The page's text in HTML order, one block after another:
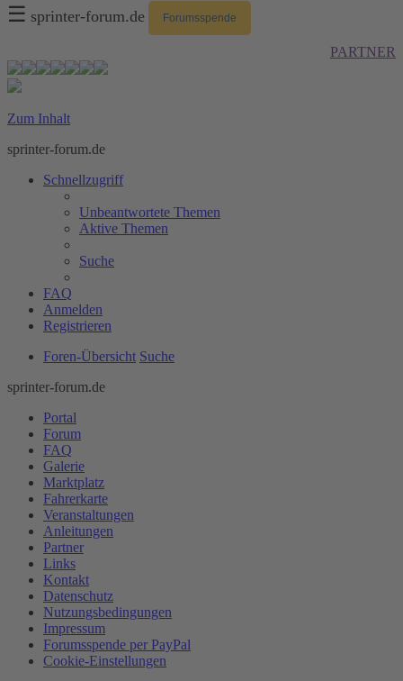
☰ sprinter-forum.de Forumsspende
PARTNER
Zum Inhalt
sprinter-forum.de
Schnellzugriff
Unbeantwortete Themen
Aktive Themen
Suche
FAQ
Anmelden
Registrieren
Foren-Übersicht Suche
sprinter-forum.de
Portal
Forum
FAQ
Galerie
Marktplatz
Fahrerkarte
Veranstaltungen
Anleitungen
Partner
Links
Kontakt
Datenschutz
Nutzungsbedingungen
Impressum
Forumsspende per PayPal
Cookie-Einstellungen